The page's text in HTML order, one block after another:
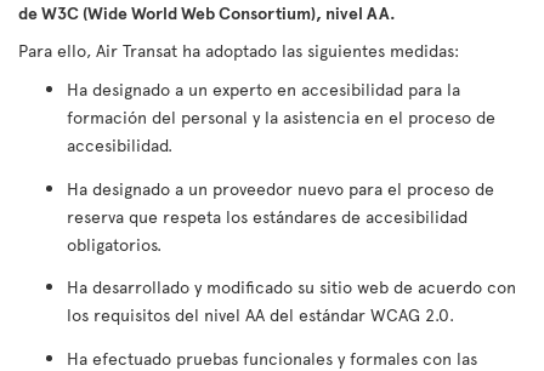
de W3C (Wide World Web Consortium), nivel AA.
Para ello, Air Transat ha adoptado las siguientes medidas:
Ha designado a un experto en accesibilidad para la
formación del personal y la asistencia en el proceso de
accesibilidad.
Ha designado a un proveedor nuevo para el proceso de
reserva que respeta los estándares de accesibilidad
obligatorios.
Ha desarrollado y modificado su sitio web de acuerdo con
los requisitos del nivel AA del estándar WCAG 2.0.
Ha efectuado pruebas funcionales y formales con las